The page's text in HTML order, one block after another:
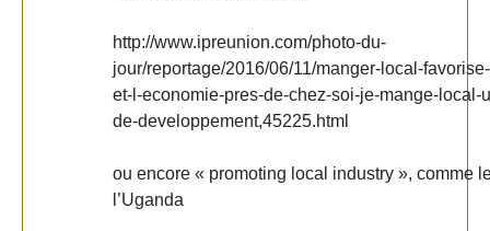
http://www.ipreunion.com/photo-du-
jour/reportage/2016/06/11/manger-local-
et-l-economie-pres-de-chez-soi-je-mange-local-
de-developpement,45225.html
ou encore « promoting local industry », comme
l’Uganda